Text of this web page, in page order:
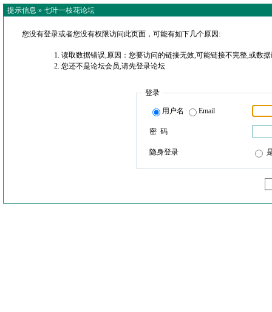
提示信息 » 七叶一枝花论坛
您没有登录或者您没有权限访问此页面，可能有如下几个原因:
读取数据错误,原因：您要访问的链接无效,可能链接不完整,或数
您还不是论坛会员,请先登录论坛
登录
用户名 Email
密 码
隐身登录